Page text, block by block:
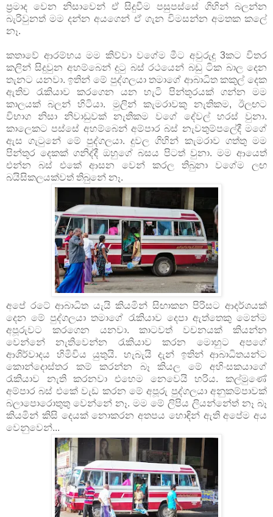
ප්‍රමාද වෙන නිසාවෙන් ඒ සිදුවීම පසුපස්සේ ගිහින් බලන්න
බැරිවුනත් මම දන්න අයගෙන් ඒ ගැන විමසන්න අමතක කලේ
නෑ.
කතාවේ ආරම්භය මම කිව්වා වගේම මීට අවුරුදු 3කට විතර
කලින් සිදුවුන අහම්බෙන් දුටු බස් රථයෙන් බඩු ටික බාල දෙන
තැනට යනවා. ඉතින් මේ පුද්ගලයා තමාගේ ආබාධිත කකුල් දෙක
ඇතිව රැකියාව කරගෙන යන හැටි පින්තූරයක් ගන්න මම
කාලයක් බලන් හිටියා. මුලින් කැමරාවකු නැතිකම, ඊලඟට
විභාග නිසා නිවාඩුවක් නැතිකම වගේ දේවල් හරස් වුනා.
කාලෙකට පස්සේ අහම්බෙන් අම්පාර බස් නැවතුම්පලේදී මගේ
ඇස ගැටුනේ මේ පුද්ගලයා. දුවල ගිහින් කැමරාව ගත්තු මම
පින්තූර දෙකක් ගනිද්දී ඔහුගේ බසය පිටත් වුනා. මම ආයෙත්
එන්න බස් එකේ ආසන වෙන් කරල තිබුන‍ා වගේම ලඟ
බයිසිකලයක්වත් තිබුනේ නෑ.
අපේ රටේ ආබාධිත යැයි කියමින් සිඟාකන පිරිසට ආදර්ශයක්
දෙන මේ පුද්ගලයා තමාගේ රැකියාව දෙපා ඇත්තෙකු මෙන්ම
අපූරුවට කරගෙන යනවා. කාටවත් වචනයක් කියන්න
වෙන්නේ නැතිවෙන්න රැකියාව කරන මොහුට අපගේ
ආශිර්වාදය හිමිවිය යුතුයි. හැබැයි දැන් ඉතින් ආබාධිතයන්ට
කොන්දොස්තර කම් කරන්න බෑ කියල මේ අහිංසකයාගේ
රැකියාව නැති කරනවා එහෙම නෙවෙයි හරිය. කල්මුණේ
අම්පාර බස් එකේ වැඩ කරන මේ අපූරු පුද්ගලයා අනුකම්පාවක්
බලාපොරොතුතු වෙන්නේ නෑ. මම මේ ලිපිය ලියන්නේත් නෑ බෑ
කියමින් කිසි දෙයක් නොකරන අතපය හොඳින් ඇති අපේම අය
වෙනුවෙන්...